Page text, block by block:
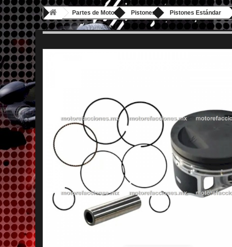
Partes de Motor Pistones Pistones Estándar